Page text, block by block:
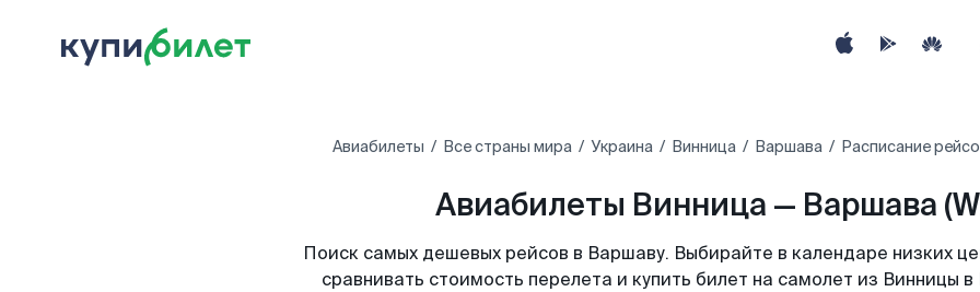
Авиабилеты Все страны мира Украина Винница Варшава Расписание
Авиабилеты Винница — Варшава
Поиск самых дешевых рейсов в Варшаву. Выбирайте в календаре низких
сравнивать стоимость перелета и купить билет на самолет из Винницы